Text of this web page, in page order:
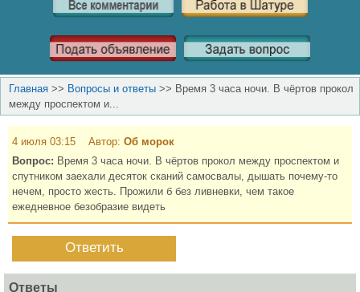
Главная >> Вопросы и ответы >> Время 3 часа ночи. В чёртов прокол
между проспектом и...
4 июля 03:15 Автор: Об морок
Вопрос: Время 3 часа ночи. В чёртов прокол между проспектом и
спутником заехали десяток сканий самосвалы, дышать почему-то
нечем, просто жесть. Прожили б без ливневки, чем такое
ежедневное безобразие видеть
Ответить
Ответы